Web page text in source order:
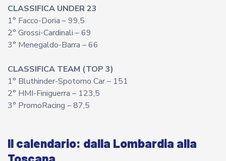
CLASSIFICA UNDER 23
1° Facco-Doria – 99,5
2° Grossi-Cardinali – 69
3° Menegaldo-Barra – 66
CLASSIFICA TEAM (TOP 3)
1° Bluthinder-Spotorno Car – 151
2° HMI-Finiguerra – 123,5
3° PromoRacing – 87,5
Il calendario: dalla Lombardia alla